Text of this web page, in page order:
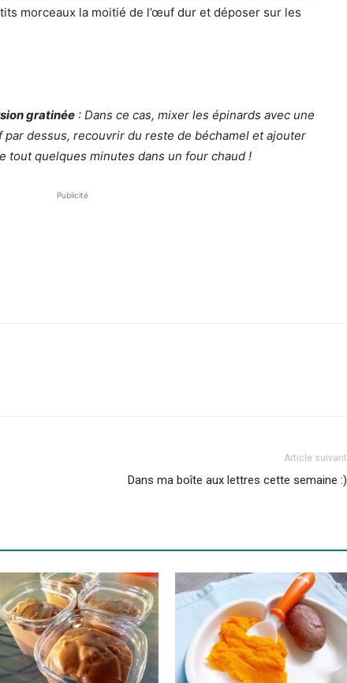
morceaux la moitié de l’œuf dur et déposer sur les
gratinée : Dans ce cas, mixer les épinards avec une
par dessus, recouvrir du reste de béchamel et ajouter
tout quelques minutes dans un four chaud !
Publicité
Article suivant
Dans ma boîte aux lettres cette semaine :)